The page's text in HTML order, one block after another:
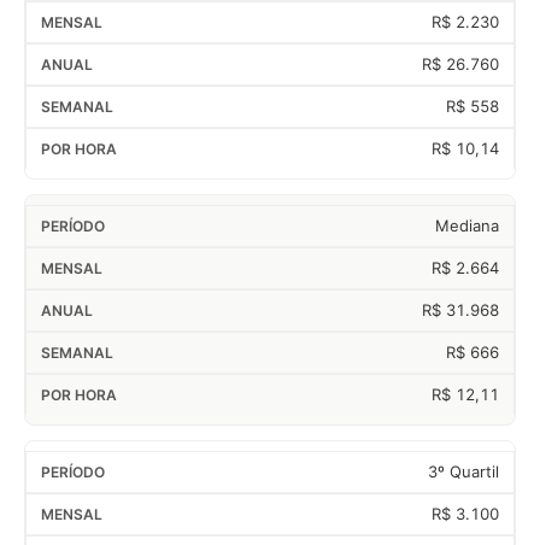
R$ 2.230
R$ 26.760
R$ 558
R$ 10,14
Mediana
R$ 2.664
R$ 31.968
R$ 666
R$ 12,11
3º Quartil
R$ 3.100